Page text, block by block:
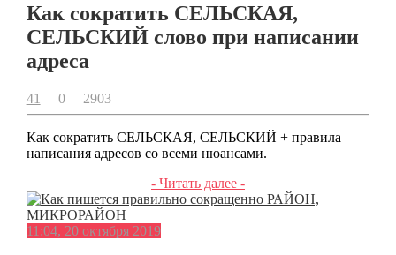
Как сократить СЕЛЬСКАЯ,
СЕЛЬСКИЙ слово при написании
адреса
41 0 2903
Как сократить СЕЛЬСКАЯ, СЕЛЬСКИЙ + правила
написания адресов со всеми нюансами.
- Читать далее -
11:04, 20 октября 2019